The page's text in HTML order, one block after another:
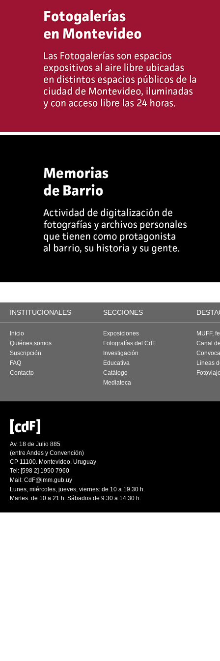
INSTITUCIONALES SECCIONES
Inicio
Quiénes somos
Suscripción
FAQ
Contacto
Exposiciones
Fotografías del CdF
Investigación
Educativa
Catálogo
Mediateca
MUFF,
Canal
Líneas
Av. 18 de Julio 885
(entre Andes y Convención)
CP 11100. Montevideo. Uruguay
Tel: [598 2] 1950 7960
Mail: CdF@imm.gub.uy
Lunes, miércoles, jueves, viernes: de 10 a 19.30 h.
Martes: de 10 a 21 h. Sábados de 9.30 a 14.30 h.